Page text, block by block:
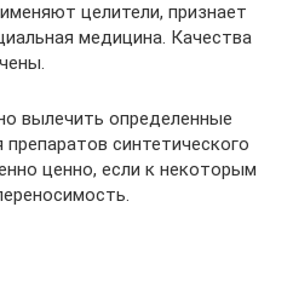
целители, признает
медицина. Качества
вылечить определенные
препаратов синтетического
ценно, если к некоторым